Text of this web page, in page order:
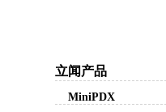
立闻产品
MiniPDX